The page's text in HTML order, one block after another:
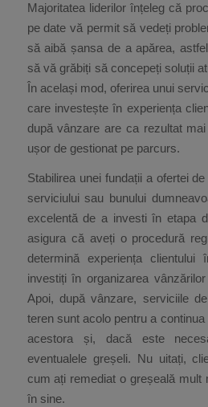
Majoritatea liderilor înțeleg că
pe date vă permit să vedeți
să aibă șansa de a apărea,
să vă grăbiți să concepeți soluții
În același mod, oferirea unui
care investește în experiența
după vânzare are ca rezultat
ușor de gestionat pe parcurs.
Stabilirea unei fundații a ofertei
serviciului sau bunului
excelentă de a investi în etapa
asigura că aveți o procedură
determină experiența
investiți în organizarea
Apoi, după vânzare, serviciile
teren sunt acolo pentru a
acestora și, dacă este
eventualele greșeli. Nu uitați,
cum ați remediat o greșeală mult
în sine.